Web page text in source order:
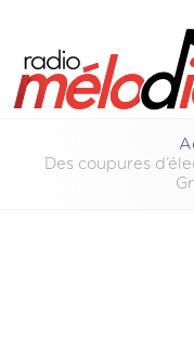
Des coupures